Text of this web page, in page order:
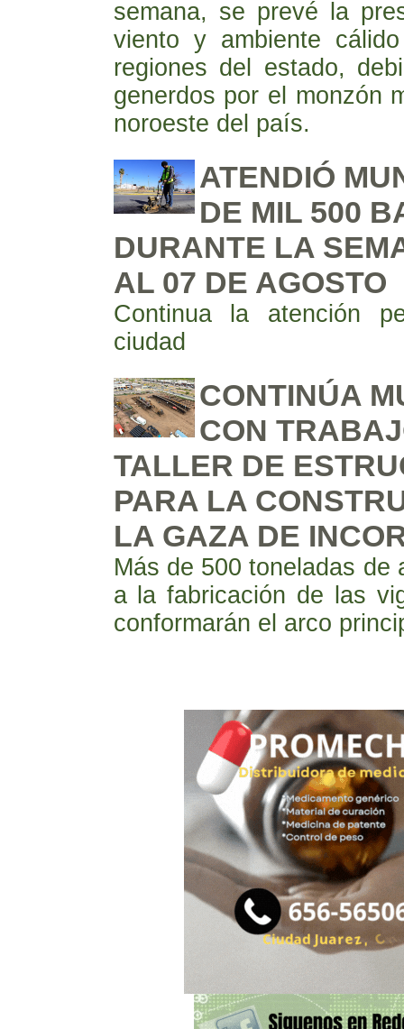
semana, se prevé la
viento y ambiente
regiones del estado,
generdos por el monzón
noroeste del país.
ATENDIÓ
DE MIL 500
DURANTE LA
AL 07 DE AGOSTO
Continua la atención
ciudad
CONTINÚA
CON
TALLER DE
PARA LA
LA GAZA DE
Más de 500 toneladas de
a la fabricación de las
conformarán el arco